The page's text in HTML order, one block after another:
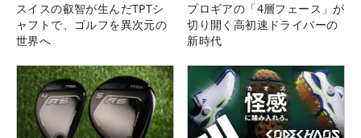
スイスの叡智が生んだTPTシ
ャフトで、ゴルフを異次元の
世界へ
プロギアの「4層フェース」が
切り開く高初速ドライバーの
新時代